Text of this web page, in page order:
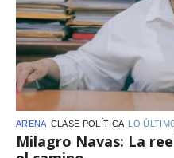
ARENA CLASE POLÍTICA LO
Milagro Navas: La